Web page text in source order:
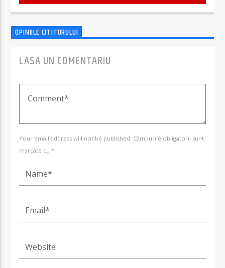
OPINIILE CITITORULUI
LASA UN COMENTARIU
Your email address will not be published. Câmpurile obligatorii sunt
marcate cu *